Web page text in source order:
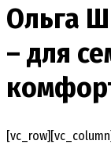
Ольга
– для